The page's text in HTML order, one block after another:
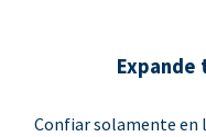
Expande
Confiar solamente en